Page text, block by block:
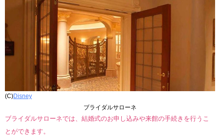
(C)Disney
ブライダルサローネ
ブライダルサローネでは、結婚式のお申し込みや来館の手続きを行うこ
とができます。